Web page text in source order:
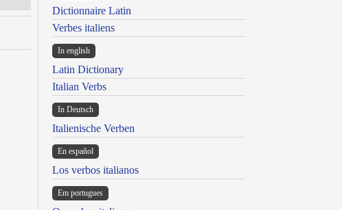
Dictionnaire Latin
Verbes italiens
In english
Latin Dictionary
Italian Verbs
In Deutsch
Italienische Verben
En español
Los verbos italianos
Em portugues